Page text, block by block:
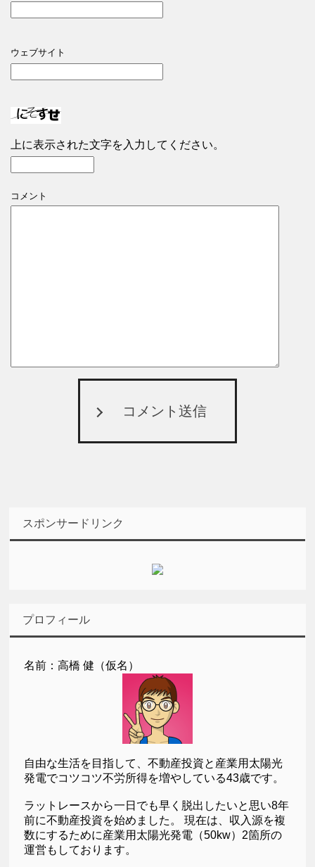
ウェブサイト
上に表示された文字を入力してください。
コメント
コメント送信
スポンサードリンク
プロフィール
名前：高橋 健（仮名）
自由な生活を目指して、不動産投資と産業用太陽光
発電でコツコツ不労所得を増やしている43歳です。
ラットレースから一日でも早く脱出したいと思い8年
前に不動産投資を始めました。 現在は、収入源を複
数にするために産業用太陽光発電（50kw）2箇所の
運営もしております。